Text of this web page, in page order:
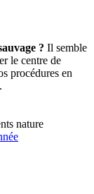
? Il semble
le centre de
procédures en
.
nature